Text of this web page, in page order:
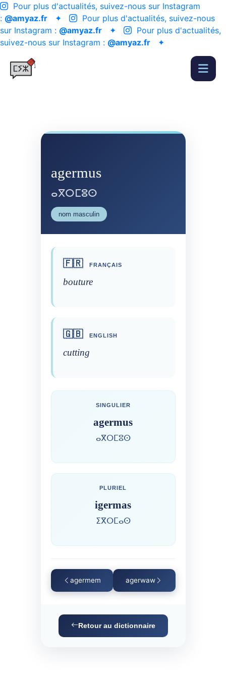
Pour plus d'actualités, suivez-nous sur Instagram
: @amyaz.fr ✦
Pour plus d'actualités, suivez-nous
sur Instagram : @amyaz.fr ✦
Pour plus d'actualités,
suivez-nous sur Instagram : @amyaz.fr ✦
agermus
ⴰⴳⵔⵎⵓⵙ
nom masculin
🇫🇷 FRANÇAIS
bouture
🇬🇧 ENGLISH
cutting
SINGULIER
agermus
ⴰⴳⵔⵎⵓⵙ
PLURIEL
igermas
ⵉⴳⵔⵎⴰⵙ
agermem agerwaw
Retour au dictionnaire